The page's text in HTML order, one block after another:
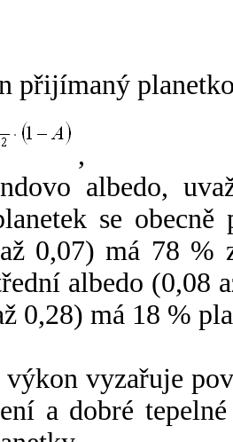
přijímaný
,
albedo,
se
0,07) má 78 %
albedo (0,08
0,28) má 18 %
výkon vyzařuje
a dobré